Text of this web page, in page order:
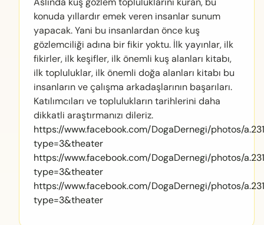
konuda yıllardır emek veren insanlar sunum
yapacak. Yani bu insanlardan önce kuş
gözlemciliği adına bir fikir yoktu. İlk yayınlar, ilk
fikirler, ilk keşifler, ilk önemli kuş alanları kitabı,
ilk topluluklar, ilk önemli doğa alanları kitabı bu
insanların ve çalışma arkadaşlarının başarıları.
Katılımcıları ve toplulukların tarihlerini daha
dikkatli araştırmanızı dileriz.
https://www.facebook.com/DogaDernegi/photos/
type=3&theater
https://www.facebook.com/DogaDernegi/photos/
type=3&theater
https://www.facebook.com/DogaDernegi/photos/
type=3&theater